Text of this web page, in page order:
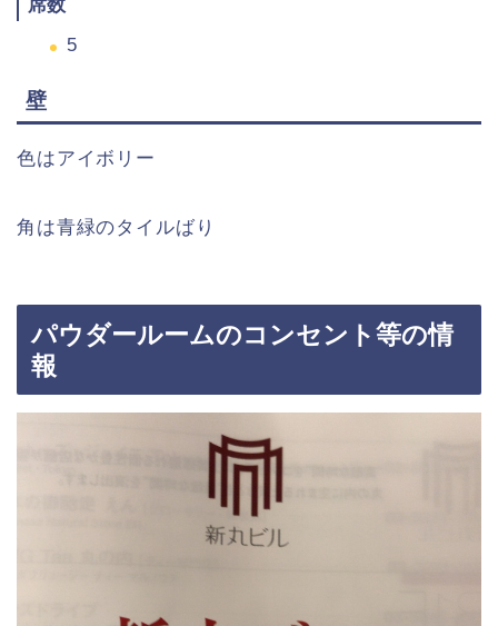
席数
5
壁
色はアイボリー
角は青緑のタイルばり
パウダールームのコンセント等の情
報